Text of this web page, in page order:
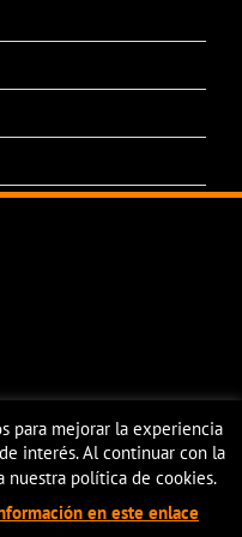
|Aviso Legal
para mejorar la experiencia
interés. Al continuar con la
nuestra política de cookies.
en este enlace